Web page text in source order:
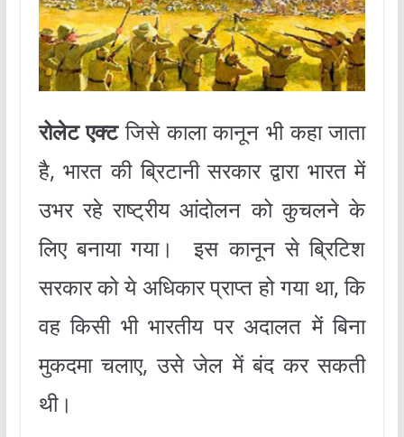
रोलेट एक्टजिसे काला कानून भी कहा जाता
है, भारत की ब्रिटानी सरकार द्वारा भारत में
उभर रहे राष्ट्रीय आंदोलन को कुचलने के
लिए बनाया गया। इस कानून से ब्रिटिश
सरकार को ये अधिकार प्राप्त हो गया था, कि
वह किसी भी भारतीय पर अदालत में बिना
मुकदमा चलाए, उसे जेल में बंद कर सकती
थी।